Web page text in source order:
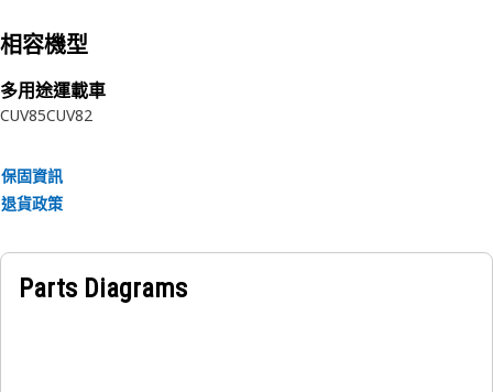
相容機型
多用途運載車
CUV85CUV82
保固資訊
退貨政策
Parts Diagrams